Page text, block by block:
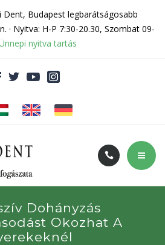
Dent, Budapest legbarátságosabb
· Nyitva: H-P 7:30-20.30, Szombat 09-
nyitva tartás
Dohányzás
Okozhat A